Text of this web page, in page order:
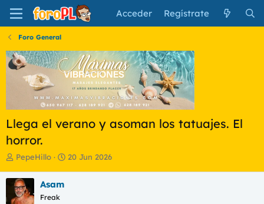
Acceder Regístrate
Foro General
Llega el verano y asoman los tatuajes. El
horror.
I
i
c
i
PepeHillo
F
20 Jun 2026
Asam
Freak